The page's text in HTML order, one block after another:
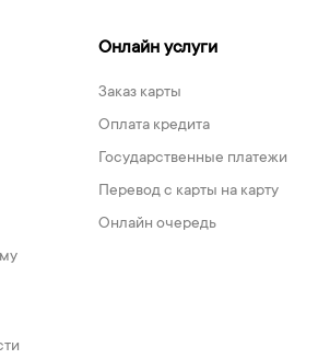
Онлайн услуги
Заказ карты
Оплата кредита
Государственные платежи
Перевод с карты на карту
Онлайн очередь